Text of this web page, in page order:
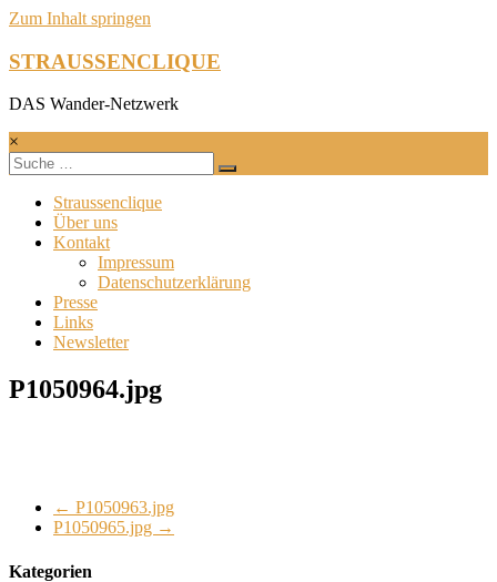
Zum Inhalt springen
STRAUSSENCLIQUE
DAS Wander-Netzwerk
×
Straussenclique
Über uns
Kontakt
Impressum
Datenschutzerklärung
Presse
Links
Newsletter
P1050964.jpg
← P1050963.jpg
P1050965.jpg →
Kategorien